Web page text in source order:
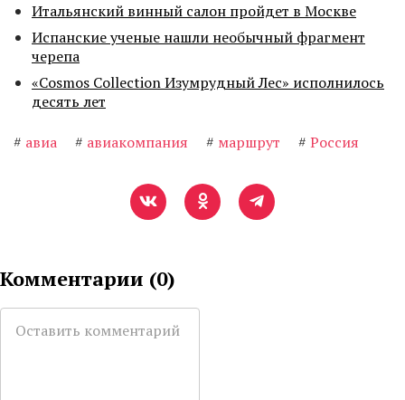
Итальянский винный салон пройдет в Москве
Испанские ученые нашли необычный фрагмент
черепа
«Cosmos Collection Изумрудный Лес» исполнилось
десять лет
# авиа # авиакомпания # маршрут # Россия
Комментарии (0)